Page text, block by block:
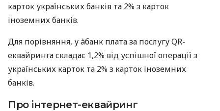
карток українських банків та 2% з карток
іноземних банків.
Для порівняння, у àбанк плата за послугу QR-
еквайринга складає 1,2% від успішної операції з
українських карток та 2% з карток іноземних
банків.
Про інтернет-еквайринг